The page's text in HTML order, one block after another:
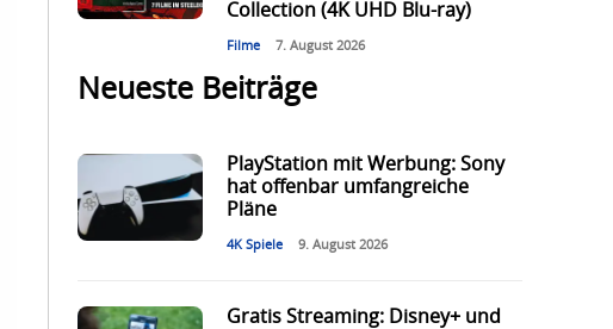
Collection (4K UHD Blu-ray)
Filme 7. August 2026
Neueste Beiträge
PlayStation mit Werbung: Sony
hat offenbar umfangreiche
Pläne
4K Spiele 9. August 2026
Gratis Streaming: Disney+ und